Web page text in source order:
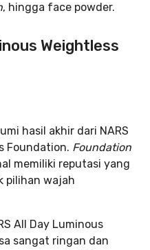
, hingga face powder.
Weightless
hasil akhir dari NARS
Foundation. Foundation
memiliki reputasi yang
pilihan wajah
All Day Luminous
sangat ringan dan